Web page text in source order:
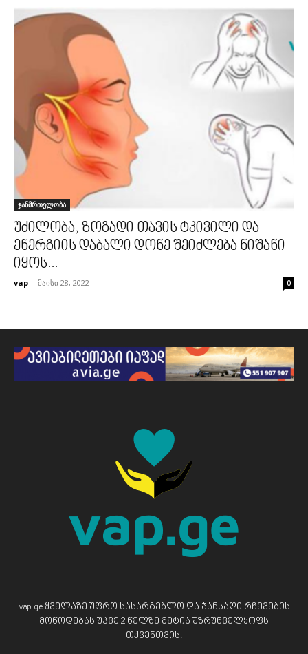
ჯანმრთელობა
უძილობა, ზოგადი თავის ტკივილი და
ენერგიის დაბალი დონე შეიძლება ნიშანი
იყოს...
vap - მაისი 28, 2022 0
vap.ge ყველაზე უფრო სასარგებლო და ჯანსაღი რჩევების
მოწოდებას უკვე 2 წელზე მეტია უზრუნველყოფს
თქვენთვის.